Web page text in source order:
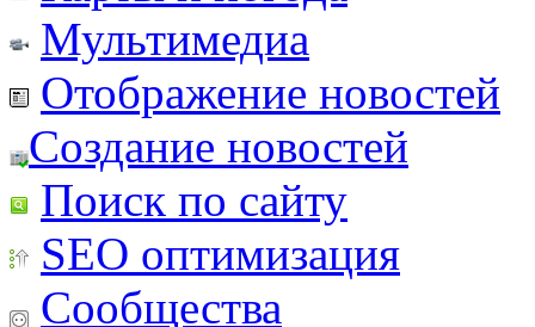
Мультимедиа
Отображение новостей
Создание новостей
Поиск по сайту
SEO оптимизация
Сообщества